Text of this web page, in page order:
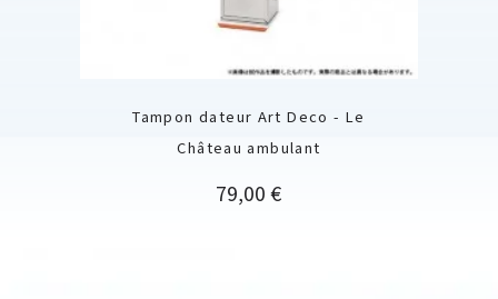
Tampon dateur Art Deco - Le
Château ambulant
Prix
79,00 €